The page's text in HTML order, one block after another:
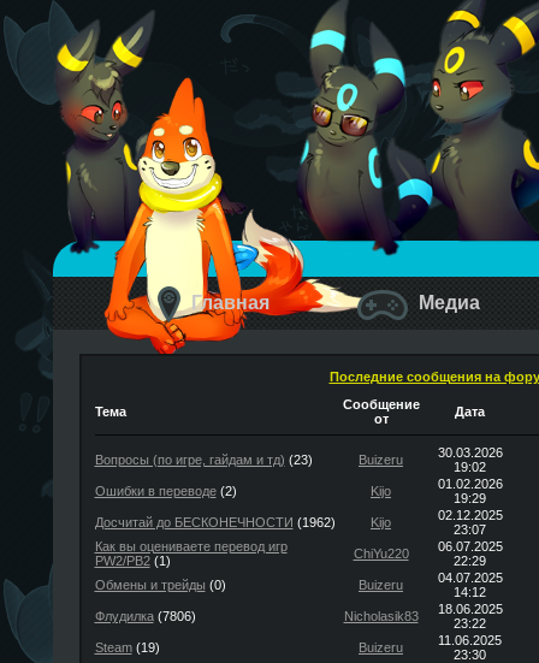
Главная Медиа
Последние сообщения на
Тема
Сообщение
от
Дата
Вопросы (по игре, гайдам и тд) (23) Buizeru
30.03.2026
19:02
Ошибки в переводе(2) Kijo
01.02.2026
19:29
Досчитай до БЕСКОНЕЧНОСТИ (1962) Kijo
02.12.2025
23:07
Как вы оцениваете перевод игр
PW2/PB2(1) ChiYu220
06.07.2025
22:29
Обмены и трейды (0) Buizeru
04.07.2025
14:12
Флудилка(7806) Nicholasik83
18.06.2025
23:22
Steam(19) Buizeru
11.06.2025
23:30